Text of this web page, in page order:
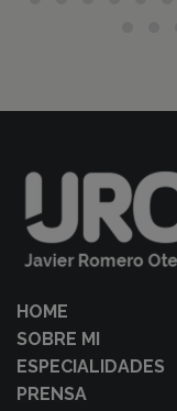
HOME
SOBRE MI
ESPECIALIDADES
PRENSA